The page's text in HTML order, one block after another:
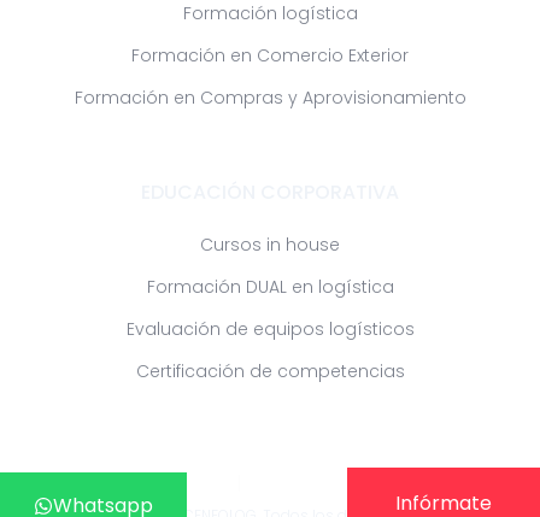
Whatsapp Infórmate
Whatsapp
Formación logística
Formación en Comercio Exterior
Formación en Compras y Aprovisionamiento
Cursos in house
Formación DUAL en logística
Evaluación de equipos logísticos
Certificación de competencias